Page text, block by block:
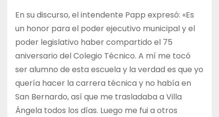
En su discurso, el intendente Papp expresó: «Es
un honor para el poder ejecutivo municipal y el
poder legislativo haber compartido el 75
aniversario del Colegio Técnico. A mí me tocó
ser alumno de esta escuela y la verdad es que yo
quería hacer la carrera técnica y no había en
San Bernardo, así que me trasladaba a Villa
Ángela todos los días. Luego me fui a otros